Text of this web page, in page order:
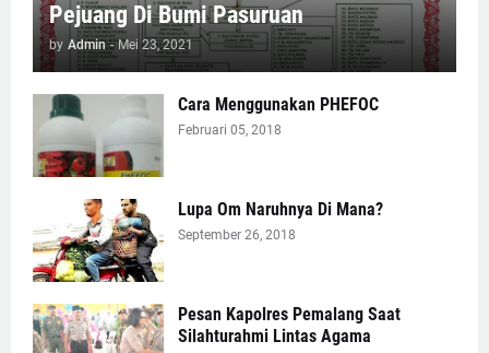
Pejuang Di Bumi Pasuruan
by Admin - Mei 23, 2021
Cara Menggunakan PHEFOC
Februari 05, 2018
Lupa Om Naruhnya Di Mana?
September 26, 2018
Pesan Kapolres Pemalang Saat
Silahturahmi Lintas Agama